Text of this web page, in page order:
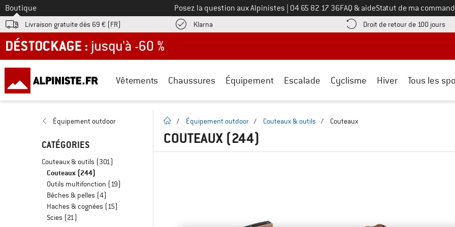
Vers le
Boutique Posez la question aux Alpinistes Appelez-nous au
04 65 82 17 36FAQ & aideStatut de ma
Livraison gratuite dès 69 € (FR) KlarnaTrouve les informations de paiement ici ! Ouvre une boîte d'information
Droit de retour de 100 jours
DÉSTOCKAGE : jusqu'à -60 %
Vêtements Chaussures Équipement Escalade Cyclisme Hiver Tous les
Équipement outdoor
CATÉGORIES
Couteaux & outils (301)
Couteaux (244)
Outils multifonction (19)
Bêches & pelles (4)
Haches & cognées (15)
Scies (21)
Page d'accueil
/ Équipement outdoor / Couteaux & outils / Couteaux
COUTEAUX (244)